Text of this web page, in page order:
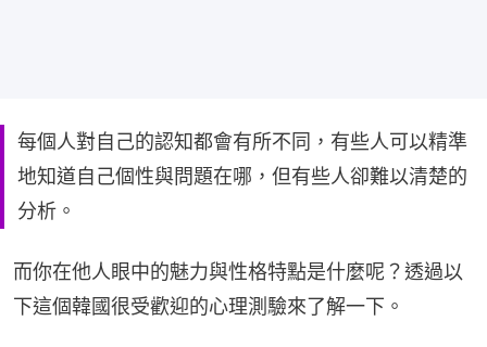
每個人對自己的認知都會有所不同，有些人可以精準
地知道自己個性與問題在哪，但有些人卻難以清楚的
分析。
而你在他人眼中的魅力與性格特點是什麼呢？透過以
下這個韓國很受歡迎的心理測驗來了解一下。